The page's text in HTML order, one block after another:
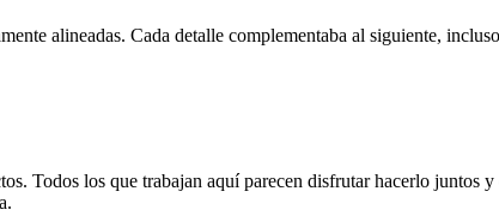
alineadas. Cada detalle complementaba al siguiente,
Todos los que trabajan aquí parecen disfrutar hacerlo